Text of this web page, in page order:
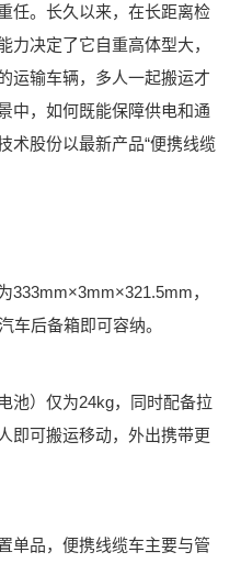
任。长久以来，在长距离检
力决定了它自重高体型大，
运输车辆，多人一起搬运才
中，如何既能保障供电和通
术股份以最新产品“便携线缆
，
车后备箱即可容纳。
）仅为24kg，同时配备拉
即可搬运移动，外出携带更
品，便携线缆车主要与管